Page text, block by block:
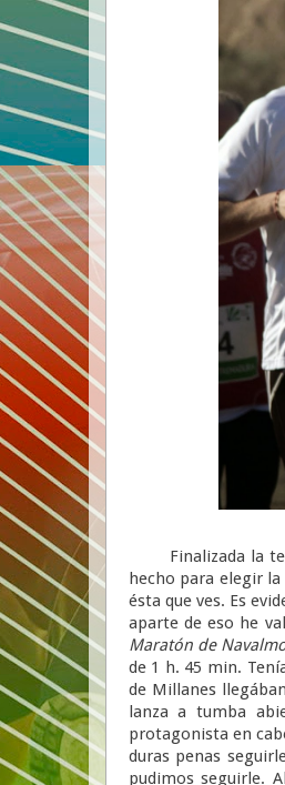
Finalizada la
hecho para elegir
ésta que ves. Es
aparte de eso he
Maratón de
de 1 h. 45 min.
de Millanes
lanza a tumba
protagonista en
duras penas
pudimos seguirle.